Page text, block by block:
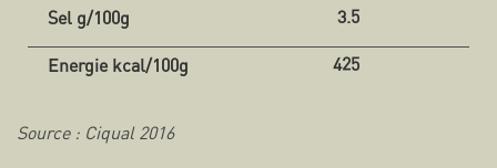
3.5
425
Source : Ciqual 2016